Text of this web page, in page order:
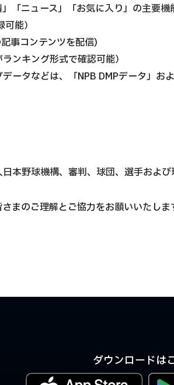
「ニュース」「お気に入り」の主要機
能）
事コンテンツを配信)
ンキング形式で確認可能）
タなどは、「NPB DMPデータ」お
本野球機構、審判、球団、選手およ
まのご理解とご協力をお願いいたしま
ダウンロードは